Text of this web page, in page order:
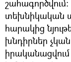
տեխնիկական
հարակից
խնդիրներ